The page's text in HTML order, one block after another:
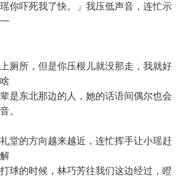
吓死我了快。」我压低声音，连忙示
所，但是你压根儿就没那走，我就好
是东北那边的人，她的话语间偶尔也会
。
的方向越来越近，连忙挥手让小瑶赶
球的时候，林巧芳往我们这边经过，瞪